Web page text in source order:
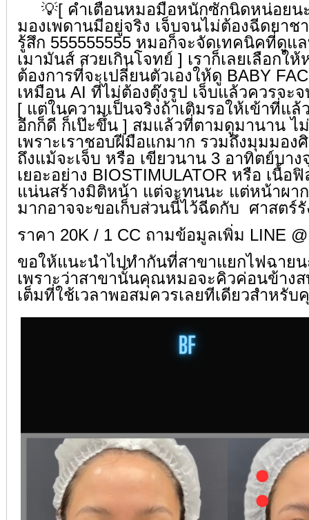
💡[ คำเตือนหมอมือหนักซักนิดหน่อยน
มองเพดานมีอยู่จริง เจ็บจนไม่ต้องฉีดยาช
รู้สึก 555555555 หมอก็จะจัดเทคนิคที่ดูแ
เมามันส์ สวยเกินโจทย์ ] เราก็เลยเลือกใ
ต้องการที่จะเปลี่ยนตัวเองให้ดู BABY
เหมือน AI ที่ไม่ต้องตุ๊งรูป เจ็บแล้วควรจะ
[ แต่ในความเป็นจริงถ้าเติมรอให้เข้าที่แล้
อีกก็ดี ก็เป๊ะขึ้น ] สมแล้วที่ตามดูมานาน
เพราะเราชอบฝีมือแกมาก รวมถึงมุมมอง
ถึงแม้จะเจ็บ หรือ เขียวนาน 3 อาทิตย์บาง
เยอะอย่าง BIOSTIMULATOR หรือ เนื้อ
แน่นสร้างมิติหน้า แต่จะทนนะ แต่หน้าผา
มากอาจจะขอเก็บส่วนนี้ไว้ฉีดกับ
ศาสตร์
ราคา 20K / 1 CC ถามข้อมูลเพิ่ม LINE
ขอให้แนะนำไปทำกันที่สาขาแยกไฟฉาย
เพราะว่าสาขานั้นคุณหมอจะคิวค่อนข้างส
เต็มที่ใช้เวลาพอสมควรเลยทีเดียวสำหรั